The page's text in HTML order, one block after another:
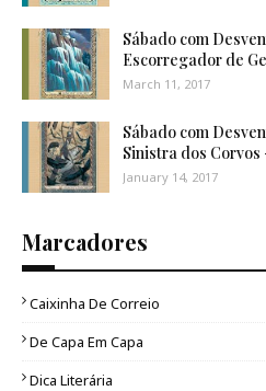
Sábado com
Escorregador de
March 11, 2017
Sábado com
Sinistra dos
January 14, 2017
Marcadores
Caixinha De Correio
De Capa Em Capa
Dica Literária